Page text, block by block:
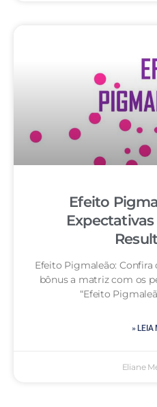
Efeito
Efeito Pigmaleão: Confira
bônus a matriz com os
“Efeito
» LEIA
Eliane